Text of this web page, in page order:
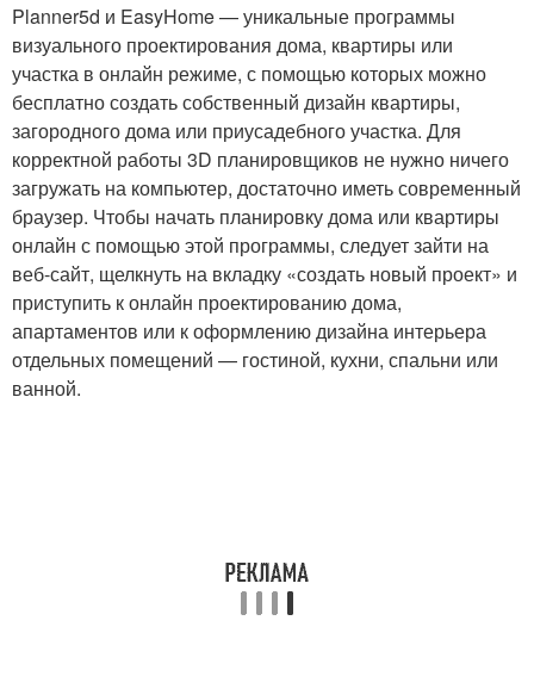
Planner5d и EasyHome — уникальные программы
визуального проектирования дома, квартиры или
участка в онлайн режиме, с помощью которых можно
бесплатно создать собственный дизайн квартиры,
загородного дома или приусадебного участка. Для
корректной работы 3D планировщиков не нужно ничего
загружать на компьютер, достаточно иметь современный
браузер. Чтобы начать планировку дома или квартиры
онлайн с помощью этой программы, следует зайти на
веб-сайт, щелкнуть на вкладку «создать новый проект» и
приступить к онлайн проектированию дома,
апартаментов или к оформлению дизайна интерьера
отдельных помещений — гостиной, кухни, спальни или
ванной.